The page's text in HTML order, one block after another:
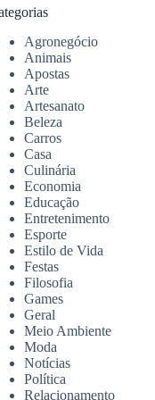
Agronegócio
Animais
Apostas
Arte
Artesanato
Beleza
Carros
Casa
Culinária
Economia
Educação
Entretenimento
Esporte
Estilo de Vida
Festas
Filosofia
Games
Geral
Meio Ambiente
Moda
Notícias
Política
Relacionamento